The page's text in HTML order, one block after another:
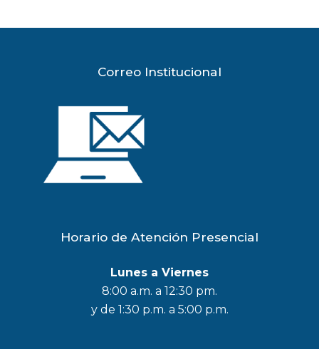
Correo Institucional
Horario de Atención Presencial
Lunes a Viernes
8:00 a.m. a 12:30 pm.
y de 1:30 p.m. a 5:00 p.m.